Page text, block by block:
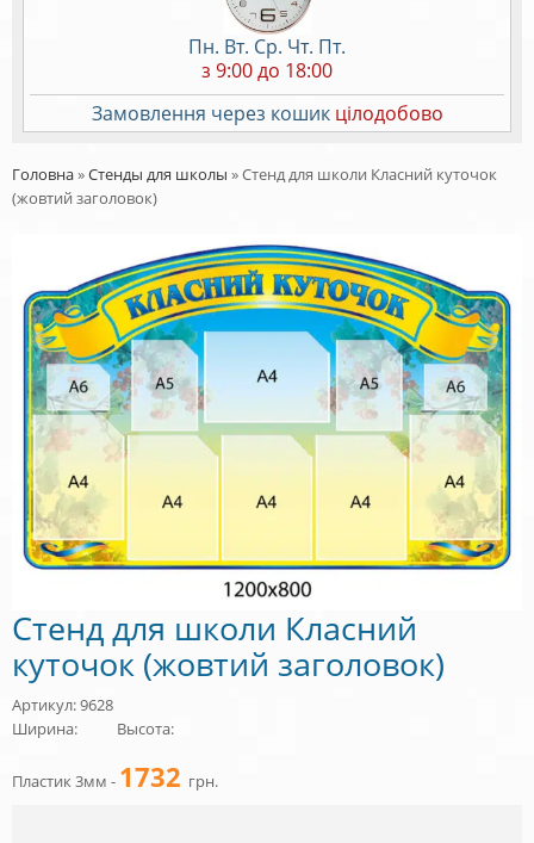
Пн. Вт. Ср. Чт. Пт.
з 9:00 до 18:00
Замовлення через кошик цілодобово
Головна»Стенды для школы »Стенд для школи Класний куточок
(жовтий заголовок)
Стенд для школи Класний
куточок (жовтий заголовок)
Артикул: 9628
Ширина:
Высота:
Пластик 3мм - 1732 грн.